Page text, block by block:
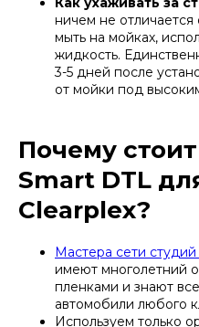
ничем не
мыть на мойках,
жидкость.
3-5 дней после
от мойки под
Почему
Smart DTL
Clearplex?
Мастера сети
имеют многолетний
пленками и знают
автомобили любого
Используем только